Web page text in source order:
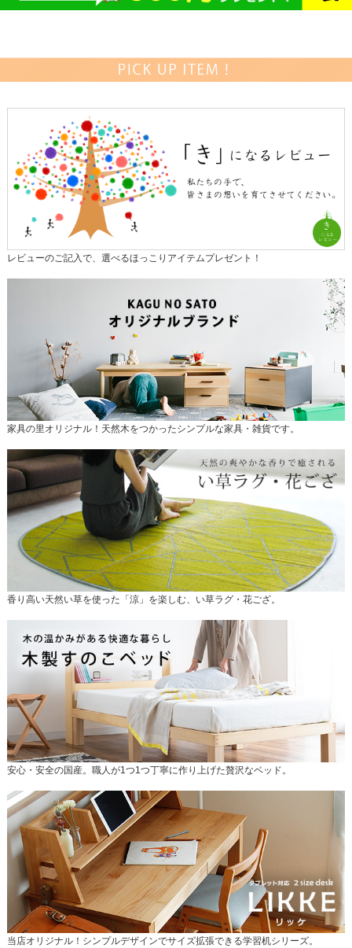
レビューのご記入で、選べるほっこりアイテムプレゼント！
家具の里オリジナル！天然木をつかったシンプルな家具・雑貨です。
香り高い天然い草を使った「涼」を楽しむ、い草ラグ・花ござ。
安心・安全の国産。職人が1つ1つ丁寧に作り上げた贅沢なベッド。
当店オリジナル！シンプルデザインでサイズ拡張できる学習机シリーズ。